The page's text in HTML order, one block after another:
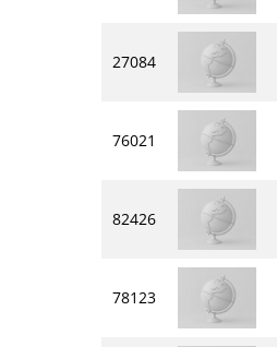
27084
76021
82426
78123